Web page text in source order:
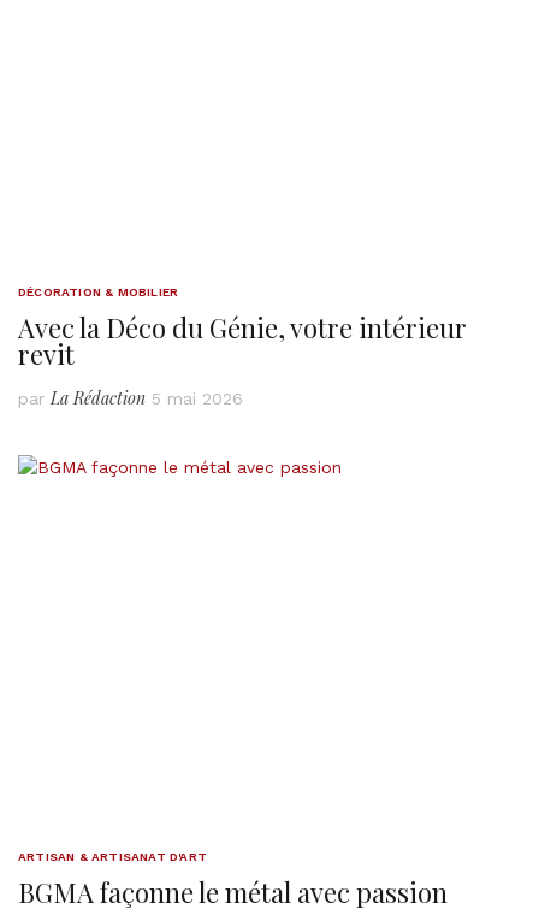
DÉCORATION & MOBILIER
Avec la Déco du Génie, votre intérieur
revit
par La Rédaction 5 mai 2026
ARTISAN & ARTISANAT D'ART
BGMA façonne le métal avec passion